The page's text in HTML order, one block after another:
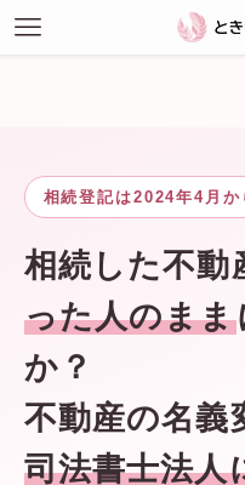
相続登記は2024年4月か
相続した不動
った人のまま
か？
不動産の名義
司法書士法人